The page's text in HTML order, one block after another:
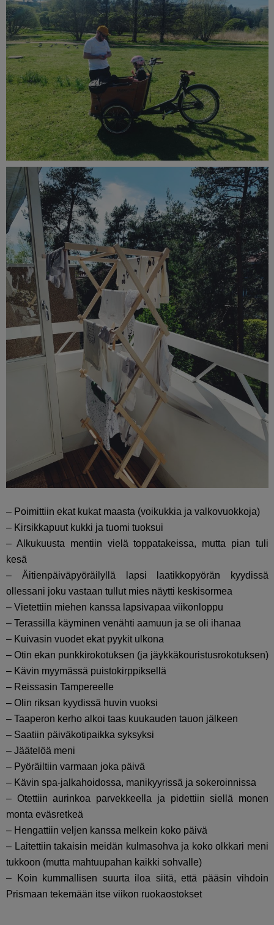
– Poimittiin ekat kukat maasta (voikukkia ja valkovuokkoja)
– Kirsikkapuut kukki ja tuomi tuoksui
– Alkukuusta mentiin vielä toppatakeissa, mutta pian tuli
kesä
– Äitienpäiväpyöräilyllä lapsi laatikkopyörän kyydissä
ollessani joku vastaan tullut mies näytti keskisormea
– Vietettiin miehen kanssa lapsivapaa viikonloppu
– Terassilla käyminen venähti aamuun ja se oli ihanaa
– Kuivasin vuodet ekat pyykit ulkona
– Otin ekan punkkirokotuksen (ja jäykkäkouristusrokotuksen)
– Kävin myymässä puistokirppiksellä
– Reissasin Tampereelle
– Olin riksan kyydissä huvin vuoksi
– Taaperon kerho alkoi taas kuukauden tauon jälkeen
– Saatiin päiväkotipaikka syksyksi
– Jäätelöä meni
– Pyöräiltiin varmaan joka päivä
– Kävin spa-jalkahoidossa, manikyyrissä ja sokeroinnissa
– Otettiin aurinkoa parvekkeella ja pidettiin siellä monen
monta eväsretkeä
– Hengattiin veljen kanssa melkein koko päivä
– Laitettiin takaisin meidän kulmasohva ja koko olkkari meni
tukkoon (mutta mahtuupahan kaikki sohvalle)
– Koin kummallisen suurta iloa siitä, että pääsin vihdoin
Prismaan tekemään itse viikon ruokaostokset